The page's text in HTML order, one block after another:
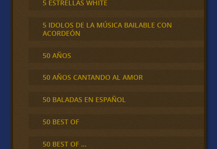
5 ESTRELLAS WHITE
5 IDOLOS DE LA MÚSICA BAILABLE CON
ACORDEÓN
50 AÑOS
50 AÑOS CANTANDO AL AMOR
50 BALADAS EN ESPAÑOL
50 BEST OF
50 BEST OF …